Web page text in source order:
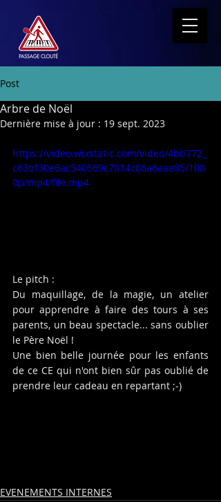
Post
Arbre de Noël
Dernière mise à jour : 19 sept. 2023
https://video.wixstatic.com/video/4bb772_
c63bf30e6ac540569c7814c86a6aae85/108
0p/mp4/file.mp4
Le pitch :
Du maquillage, de la magie, un atelier
pour apprendre à faire des tours à ses
parents, un beau spectacle... sans oublier
le Père Noël !
Une bien belle journée pour les enfants
de ce CE qui n'ont bien sûr pas oublié de
prendre leur cadeau en repartant ;-)
EVENEMENTS INTERNES